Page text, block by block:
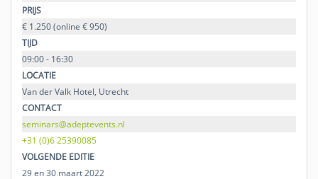
PRIJS
€ 1.250 (online € 950)
TIJD
09:00 - 16:30
LOCATIE
Van der Valk Hotel, Utrecht
CONTACT
seminars@adeptevents.nl
+31 (0)6 25390085
VOLGENDE EDITIE
29 en 30 maart 2022